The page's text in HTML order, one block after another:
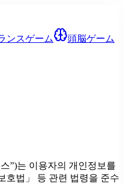
ンスゲーム
頭脳ゲーム
”)는 이용자의 개인정보를
호법」 등 관련 법령을 준수